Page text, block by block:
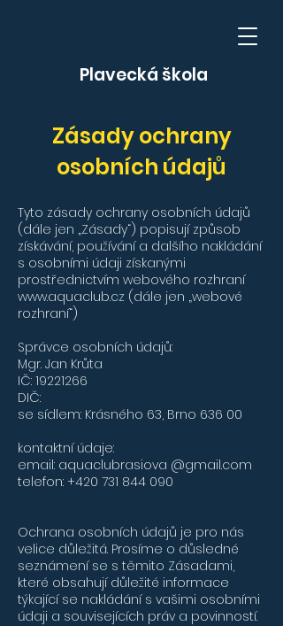
Plavecká škola
Zásady ochrany
osobních údajů
Tyto zásady ochrany osobních údajů
(dále jen „Zásady“) popisují způsob
získávání, používání a dalšího nakládání
s osobními údaji získanými
prostřednictvím webového rozhraní
www.aquaclub.cz (dále jen „webové
rozhraní“)
Správce osobních údajů:
Mgr. Jan Krůta
IČ: 19221266
DIČ:
se sídlem: Krásného 63, Brno 636 00
kontaktní údaje:
email: aquaclubrasiova @gmail.com
telefon: +420 731 844 090
Ochrana osobních údajů je pro nás
velice důležitá. Prosíme o důsledné
seznámení se s těmito Zásadami,
které obsahují důležité informace
týkající se nakládání s vašimi osobními
údaji a souvisejících práv a povinností.